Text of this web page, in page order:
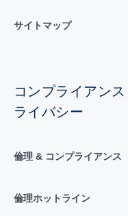
サイトマップ
コンプライアン
ライバシー
倫理 & コンプライアンス
倫理ホットライン